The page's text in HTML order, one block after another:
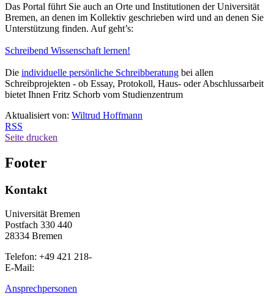
Das Portal führt Sie auch an Orte und Institutionen der Universität
Bremen, an denen im Kollektiv geschrieben wird und an denen Sie
Unterstützung finden. Auf geht’s:
Schreibend Wissenschaft lernen!
Die individuelle persönliche Schreibberatung bei allen
Schreibprojekten - ob Essay, Protokoll, Haus- oder Abschlussarbeit
bietet Ihnen Fritz Schorb vom Studienzentrum
Aktualisiert von: Wiltrud Hoffmann
RSS
Seite drucken
Footer
Kontakt
Universität Bremen
Postfach 330 440
28334 Bremen
Telefon: +49 421 218-
E-Mail:
Ansprechpersonen